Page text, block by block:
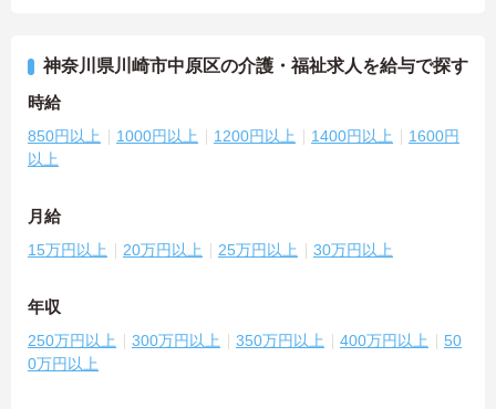
神奈川県川崎市中原区の介護・福祉求人を給与で探す
時給
850円以上 1000円以上 1200円以上 1400円以上
1600円
以上
月給
15万円以上 20万円以上 25万円以上 30万円以上
年収
250万円以上 300万円以上 350万円以上 400万円以上
50
0万円以上